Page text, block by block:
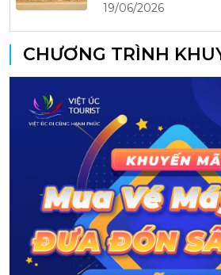
19/06/2026
CHƯƠNG TRÌNH